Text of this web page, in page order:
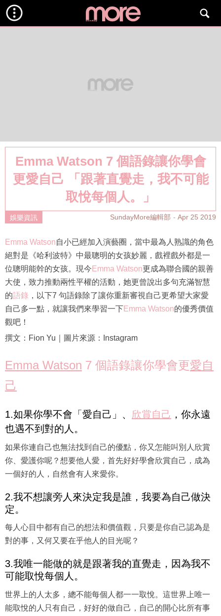
Emma Watson 7 個語錄讓你學會
更愛自己 「跟著直覺走，我不可能
取悅每個人。」
娛樂資訊 SundayMore編輯部 Apr 25 2019
Emma Watson自小已經加入演藝圈，當中最為人熟識的角色
絕對是《哈利波特》中最聰明的女孩妙麗，戲裡戲外都是一
位聰明能幹的女孩。現今 Emma Watson更成為聯合國的親善
大使，致力推動兩性平權的活動，她更曾說出多句充滿智慧
的語錄 ，以下7 句語錄除了讓你重新審視自己更希望大家愛
自己多一點，就讓我們來學習一下Emma Watson的優秀價值
觀吧！
撰文：Fion Yu｜圖片來源：Instagram
Emma Watson 7 個語錄讓你學會更愛自
己
1.如果你學不會「愛自己」、 欣賞自己 ，你永遠
也遇不到對的人。
如果你連自己也無法找到自己的優點，你又怎能叫別人欣賞
你、愛護你呢？想要他人愛，首先好好學會欣賞自己，成為
一個好的人，自然會有人來愛你。
2.我不想讓旁人來決定我是誰，我要為自己做決
定。
每人心目中都有自己的想法和價值觀，只要是你自己認為是
對的事，又何又要在乎他人的目光呢？
3.我唯一能做的就是跟著我的直覺走，因為我不
可能取悅每個人。
世界上的人太多，總不能每個人都一一取悅。這世界上唯一
能取悅的人只有自己，好好的做自己，自己的開心比所有事